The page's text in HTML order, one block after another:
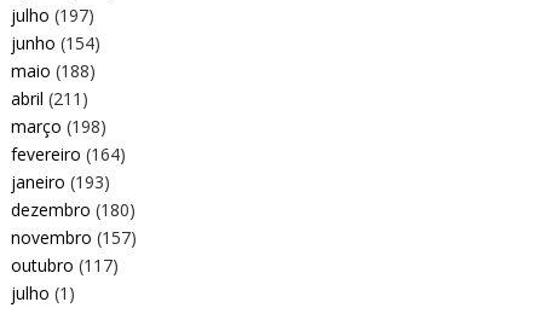
julho (197)
junho (154)
maio (188)
abril (211)
março (198)
fevereiro (164)
janeiro (193)
dezembro (180)
novembro (157)
outubro (117)
julho (1)